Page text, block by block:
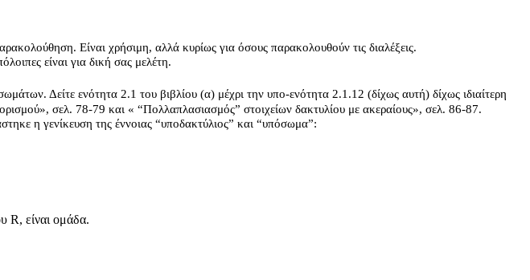
Είναι χρήσιμη, αλλά κυρίως για όσους παρακολουθούν τις διαλέξεις.
είναι για δική σας μελέτη.
Δείτε ενότητα 2.1 του βιβλίου (α) μέχρι την υπο-ενότητα 2.1.12 (δίχως αυτή) δίχως ιδιαίτερη
σελ. 78-79 και « “Πολλαπλασιασμός” στοιχείων δακτυλίου με ακεραίους», σελ. 86-87.
η γενίκευση της έννοιας “υποδακτύλιος” και “υπόσωμα”:
R, είναι ομάδα.